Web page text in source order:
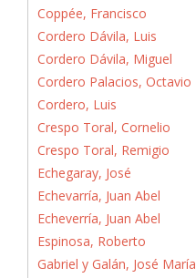
Coppée, Francisco
Cordero Dávila, Luis
Cordero Dávila, Miguel
Cordero Palacios, Octavio
Cordero, Luis
Crespo Toral, Cornelio
Crespo Toral, Remigio
Echegaray, José
Echevarría, Juan Abel
Echeverría, Juan Abel
Espinosa, Roberto
Gabriel y Galán, José María